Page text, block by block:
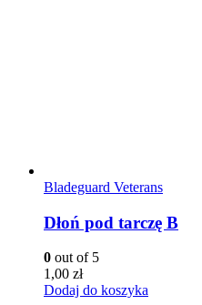
Bladeguard Veterans
Dłoń pod tarczę B
0 out of 5
1,00 zł
Dodaj do koszyka